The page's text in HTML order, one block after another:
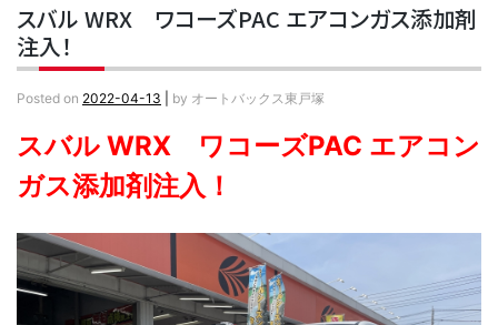
スバル WRX ワコーズPAC エアコンガス添加剤
注入！
Posted on 2022-04-13 by オートバックス東戸塚
スバル WRX ワコーズPAC エアコン
ガス添加剤注入！